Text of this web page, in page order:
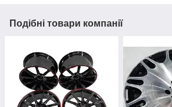
Подібні товари компанії